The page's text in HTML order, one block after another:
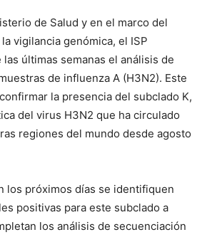
de Salud y en el marco del
vigilancia genómica, el ISP
últimas semanas el análisis de
de influenza A (H3N2). Este
la presencia del subclado K,
del virus H3N2 que ha circulado
regiones del mundo desde agosto
los próximos días se identifiquen
positivas para este subclado a
los análisis de secuenciación